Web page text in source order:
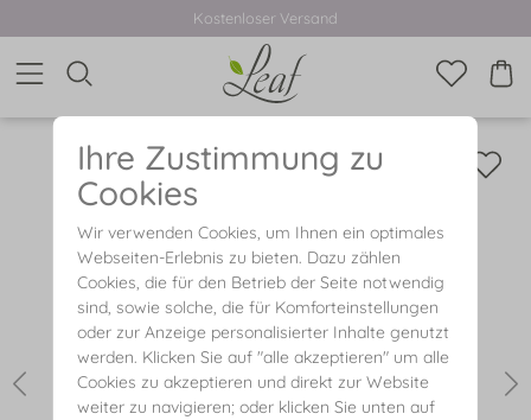
Kostenloser Versand
Ihre Zustimmung zu
Cookies
Wir verwenden Cookies, um Ihnen ein optimales
Webseiten-Erlebnis zu bieten. Dazu zählen
Cookies, die für den Betrieb der Seite notwendig
sind, sowie solche, die für Komforteinstellungen
oder zur Anzeige personalisierter Inhalte genutzt
werden. Klicken Sie auf "alle akzeptieren" um alle
Cookies zu akzeptieren und direkt zur Website
weiter zu navigieren; oder klicken Sie unten auf